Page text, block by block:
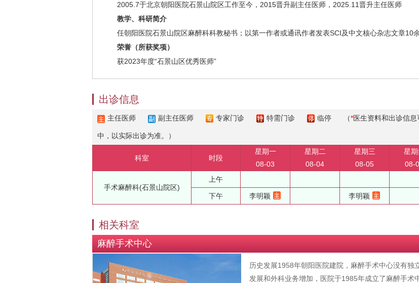
2005.7于北京朝阳医院石景山院区工作至今，2015晋升副主任医师，2025.11晋升主任医师
教学、科研简介
任朝阳医院石景山院区麻醉科科教秘书；以第一作者或通讯作者发表SCI及中文核心杂志文章10余
荣誉（所获奖项）
获2023年度“石景山区优秀医师”
出诊信息
主任医师 副主任医师 专家门诊 特需门诊 临停 （*医生资料和出诊信
中，以实际出诊为准。）
科室 时段
星期一
08-03
星期二
08-04
星期三
08-05
星期
08-
手术麻醉科(石景山院区)
上午
下午 李明颖 李明颖
相关科室
麻醉手术中心
历史发展1958年朝阳医院建院，麻醉手术中心没有
发展和外科业务增加，医院于1985年成立了麻醉手